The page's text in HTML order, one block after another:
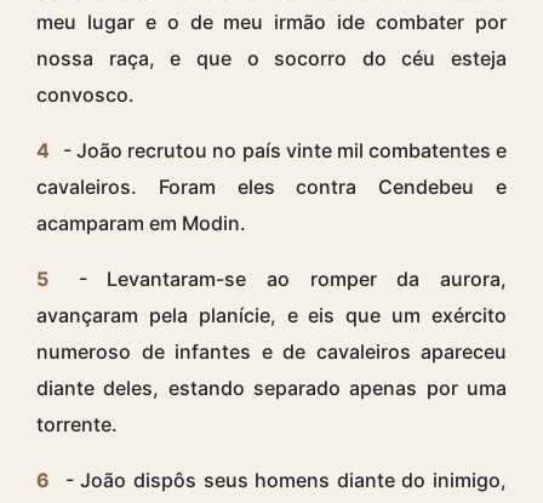
meu lugar e o de meu irmão ide combater por
nossa raça, e que o socorro do céu esteja
convosco.
4
- João recrutou no país vinte mil combatentes e
cavaleiros. Foram eles contra Cendebeu e
acamparam em Modin.
5
- Levantaram-se ao romper da aurora,
avançaram pela planície, e eis que um exército
numeroso de infantes e de cavaleiros apareceu
diante deles, estando separado apenas por uma
torrente.
6
- João dispôs seus homens diante do inimigo,